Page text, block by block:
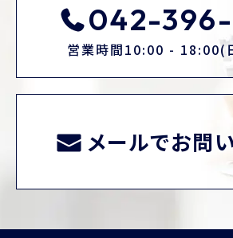
042-396-
営業時間10:00 - 18:00(
メールでお問